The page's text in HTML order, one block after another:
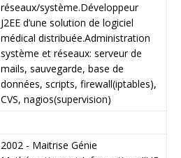
réseaux/système.Développeur
J2EE d’une solution de logiciel
médical distribuée.Administration
système et réseaux: serveur de
mails, sauvegarde, base de
données, scripts, firewall(iptables),
CVS, nagios(supervision)
2002 - Maitrise Génie